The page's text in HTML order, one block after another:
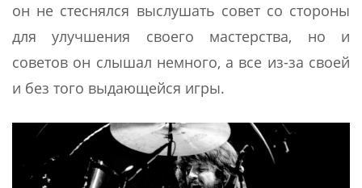
он не стеснялся выслушать совет со стороны
для улучшения своего мастерства, но и
советов он слышал немного, а все из-за своей
и без того выдающейся игры.